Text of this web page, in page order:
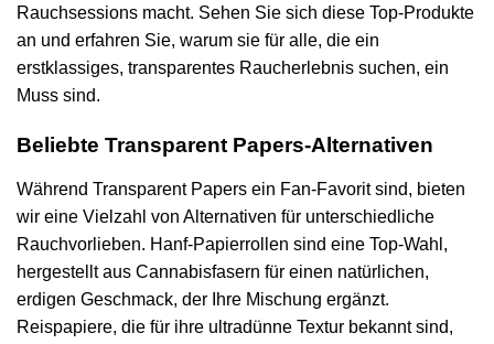
Rauchsessions macht. Sehen Sie sich diese Top-Produkte
an und erfahren Sie, warum sie für alle, die ein
erstklassiges, transparentes Raucherlebnis suchen, ein
Muss sind.
Beliebte Transparent Papers-Alternativen
Während Transparent Papers ein Fan-Favorit sind, bieten
wir eine Vielzahl von Alternativen für unterschiedliche
Rauchvorlieben. Hanf-Papierrollen sind eine Top-Wahl,
hergestellt aus Cannabisfasern für einen natürlichen,
erdigen Geschmack, der Ihre Mischung ergänzt.
Reispapiere, die für ihre ultradünne Textur bekannt sind,